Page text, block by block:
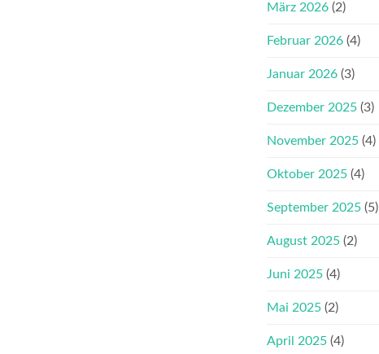
März 2026 (2)
Februar 2026 (4)
Januar 2026 (3)
Dezember 2025 (3)
November 2025 (4)
Oktober 2025 (4)
September 2025 (5)
August 2025 (2)
Juni 2025 (4)
Mai 2025 (2)
April 2025 (4)